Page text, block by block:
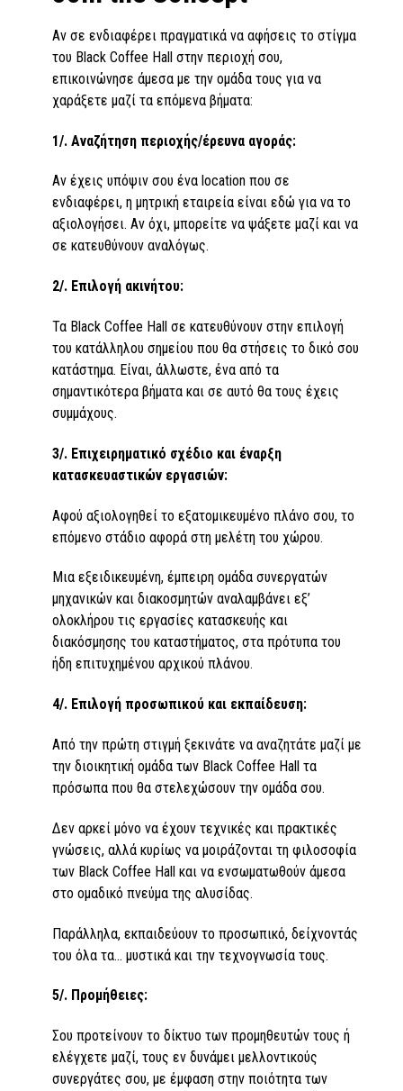
Αν σε ενδιαφέρει πραγματικά να αφήσεις το στίγμα
του Black Coffee Hall στην περιοχή σου,
επικοινώνησε άμεσα με την ομάδα τους για να
χαράξετε μαζί τα επόμενα βήματα:
1/. Αναζήτηση περιοχής/έρευνα αγοράς:
Αν έχεις υπόψιν σου ένα location που σε
ενδιαφέρει, η μητρική εταιρεία είναι εδώ για να το
αξιολογήσει. Αν όχι, μπορείτε να ψάξετε μαζί και να
σε κατευθύνουν αναλόγως.
2/. Επιλογή ακινήτου:
Τα Black Coffee Hall σε κατευθύνουν στην επιλογή
του κατάλληλου σημείου που θα στήσεις το δικό σου
κατάστημα. Είναι, άλλωστε, ένα από τα
σημαντικότερα βήματα και σε αυτό θα τους έχεις
συμμάχους.
3/. Επιχειρηματικό σχέδιο και έναρξη
κατασκευαστικών εργασιών:
Αφού αξιολογηθεί το εξατομικευμένο πλάνο σου, το
επόμενο στάδιο αφορά στη μελέτη του χώρου.
Μια εξειδικευμένη, έμπειρη ομάδα συνεργατών
μηχανικών και διακοσμητών αναλαμβάνει εξ’
ολοκλήρου τις εργασίες κατασκευής και
διακόσμησης του καταστήματος, στα πρότυπα του
ήδη επιτυχημένου αρχικού πλάνου.
4/. Επιλογή προσωπικού και εκπαίδευση:
Από την πρώτη στιγμή ξεκινάτε να αναζητάτε μαζί με
την διοικητική ομάδα των Black Coffee Hall τα
πρόσωπα που θα στελεχώσουν την ομάδα σου.
Δεν αρκεί μόνο να έχουν τεχνικές και πρακτικές
γνώσεις, αλλά κυρίως να μοιράζονται τη φιλοσοφία
των Black Coffee Hall και να ενσωματωθούν άμεσα
στο ομαδικό πνεύμα της αλυσίδας.
Παράλληλα, εκπαιδεύουν το προσωπικό, δείχνοντάς
του όλα τα... μυστικά και την τεχνογνωσία τους.
5/. Προμήθειες:
Σου προτείνουν το δίκτυο των προμηθευτών τους ή
ελέγχετε μαζί, τους εν δυνάμει μελλοντικούς
συνεργάτες σου, με έμφαση στην ποιότητα των